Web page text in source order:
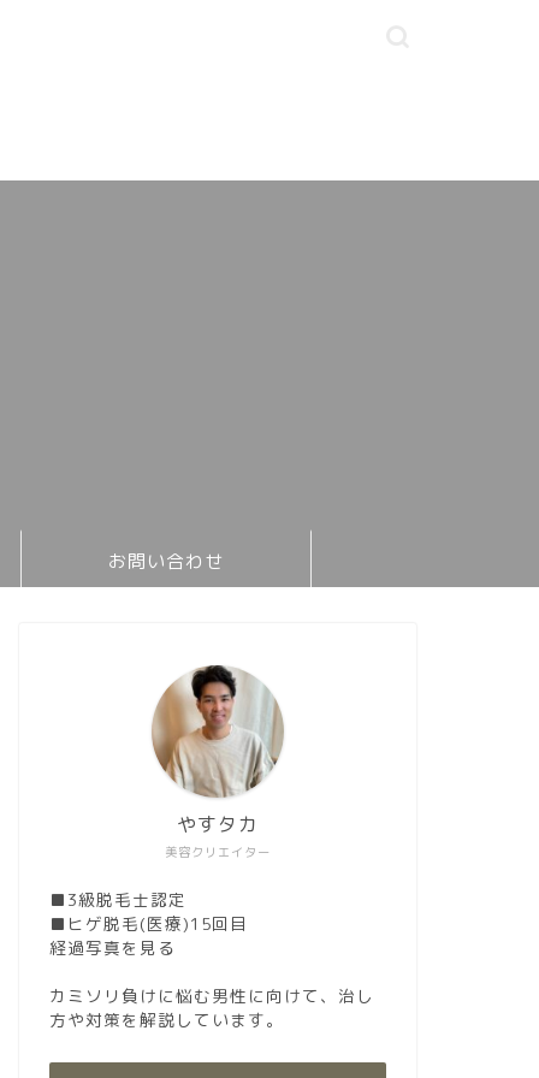
お問い合わせ
美容クリエイター
やすタカ
■3級脱毛士認定
■ヒゲ脱毛(医療)15回目
経過写真を見る
カミソリ負けに悩む男性に向けて、治し
方や対策を解説しています。